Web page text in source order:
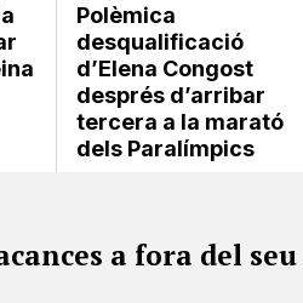
Polèmica
desqualificació
d’Elena Congost
després d’arribar
tercera a la marató
dels Paralímpics
a fora del